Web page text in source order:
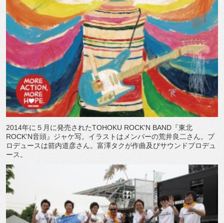
2014年に５月に発売されたTOHOKU ROCK'N BAND『東北
ROCK'N音頭』ジャケ写。イラストはメンバーの荒井良二さん。プ
ロデュースは箭内道彦さん。富澤タクが作曲及びサウンドプロデュ
ース。